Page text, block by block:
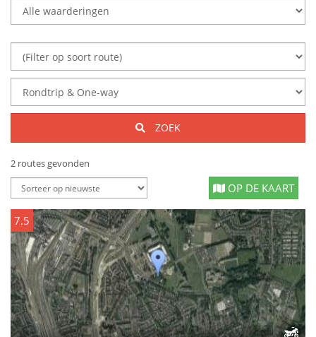
ZOEK
2 routes gevonden
OP DE KAART
7.5